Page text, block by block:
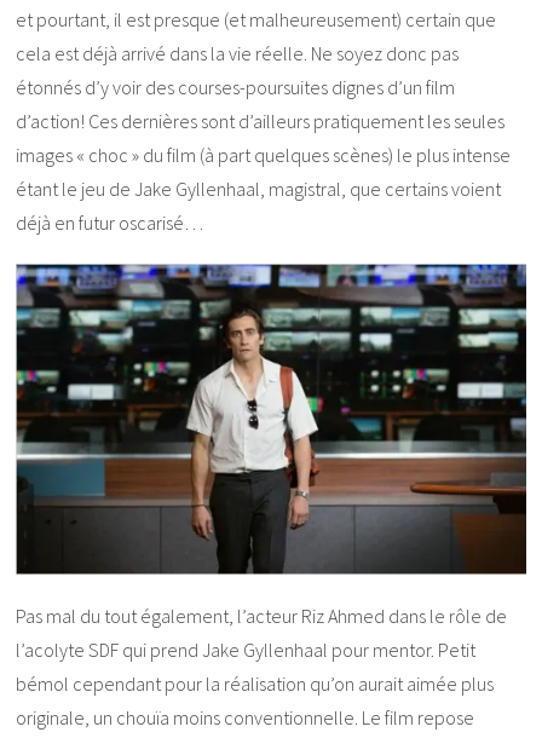
et pourtant, il est presque (et malheureusement) certain que
cela est déjà arrivé dans la vie réelle. Ne soyez donc pas
étonnés d’y voir des courses-poursuites dignes d’un film
d’action! Ces dernières sont d’ailleurs pratiquement les seules
images « choc » du film (à part quelques scènes) le plus intense
étant le jeu de Jake Gyllenhaal, magistral, que certains voient
déjà en futur oscarisé…
Pas mal du tout également, l’acteur Riz Ahmed dans le rôle de
l’acolyte SDF qui prend Jake Gyllenhaal pour mentor. Petit
bémol cependant pour la réalisation qu’on aurait aimée plus
originale, un chouïa moins conventionnelle. Le film repose